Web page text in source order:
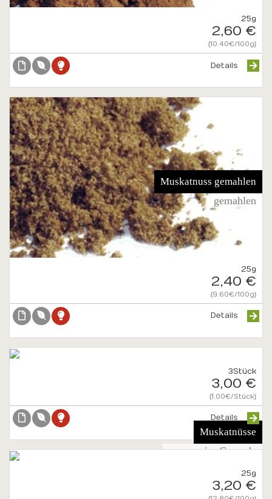
25g
2,60 €
{10.40€/100g}
Details
Muskatnuss gemahlen
gemahlen
25g
2,40 €
{9.60€/100g}
Details
Muskatnüsse
ganz, orig. Grenada
3Stück
3,00 €
{1.00€/Stück}
Details
25g
3,20 €